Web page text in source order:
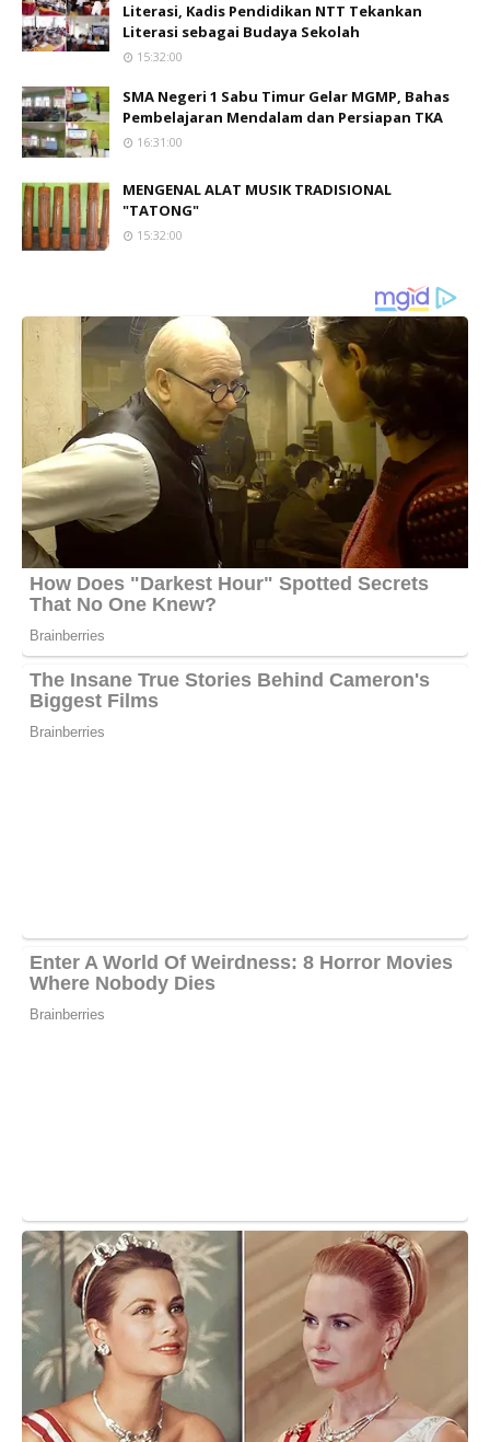
Literasi, Kadis Pendidikan NTT Tekankan
Literasi sebagai Budaya Sekolah
15:32:00
SMA Negeri 1 Sabu Timur Gelar MGMP, Bahas
Pembelajaran Mendalam dan Persiapan TKA
16:31:00
MENGENAL ALAT MUSIK TRADISIONAL
"TATONG"
15:32:00